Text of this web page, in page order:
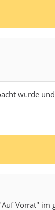
wurde
Vorrat" im